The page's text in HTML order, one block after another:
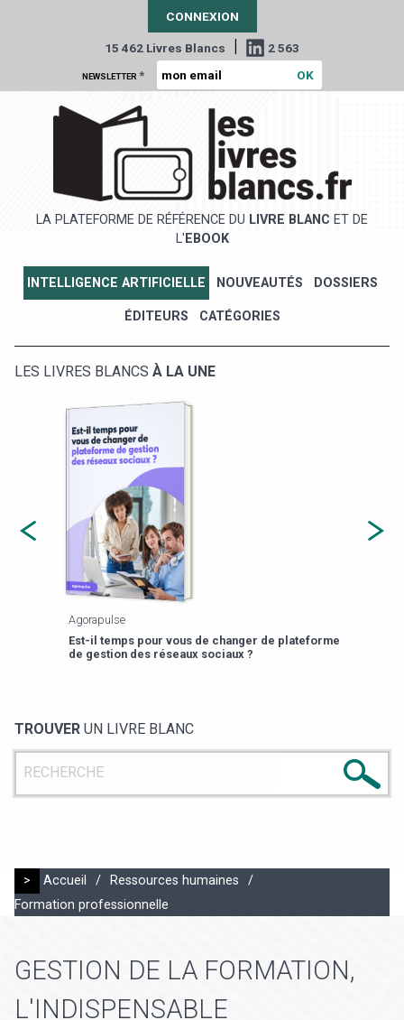
CONNEXION
15 462 Livres Blancs | 2 563
NEWSLETTER *
LA PLATEFORME DE RÉFÉRENCE DU LIVRE BLANC ET DE
L' EBOOK
INTELLIGENCE ARTIFICIELLE NOUVEAUTÉS DOSSIERS
ÉDITEURS CATÉGORIES
LES LIVRES BLANCS À LA UNE
Agorapulse
Est-il temps pour vous de changer de plateforme
de gestion des réseaux sociaux ?
TROUVER UN LIVRE BLANC
> Accueil / Ressources humaines
/
Formation professionnelle
GESTION DE LA FORMATION,
L'INDISPENSABLE